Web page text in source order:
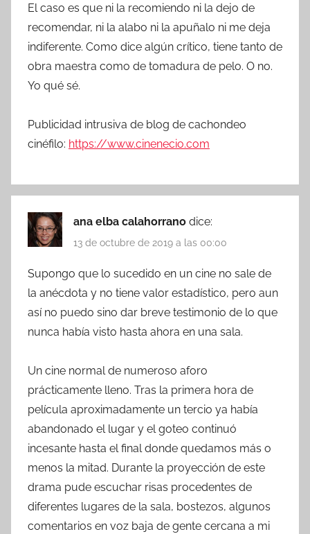
El caso es que ni la recomiendo ni la dejo de
recomendar, ni la alabo ni la apuñalo ni me deja
indiferente. Como dice algún crítico, tiene tanto de
obra maestra como de tomadura de pelo. O no.
Yo qué sé.
Publicidad intrusiva de blog de cachondeo
cinéfilo: https://www.cinenecio.com
ana elba calahorrano dice:
13 de octubre de 2019 a las 00:00
Supongo que lo sucedido en un cine no sale de
la anécdota y no tiene valor estadístico, pero aun
así no puedo sino dar breve testimonio de lo que
nunca había visto hasta ahora en una sala.
Un cine normal de numeroso aforo
prácticamente lleno. Tras la primera hora de
película aproximadamente un tercio ya había
abandonado el lugar y el goteo continuó
incesante hasta el final donde quedamos más o
menos la mitad. Durante la proyección de este
drama pude escuchar risas procedentes de
diferentes lugares de la sala, bostezos, algunos
comentarios en voz baja de gente cercana a mi